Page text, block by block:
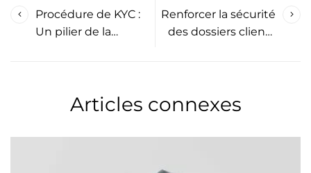
Procédure de KYC :
Un pilier de la
Renforcer la sécurité
des dossiers clients
Articles connexes